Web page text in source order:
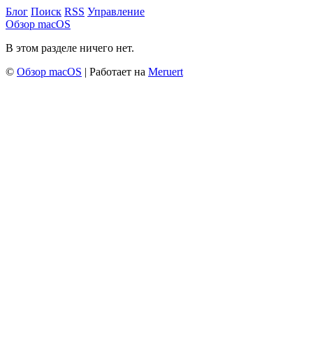
Блог Поиск RSS Управление
Обзор macOS
В этом разделе ничего нет.
© Обзор macOS | Работает на Meruert